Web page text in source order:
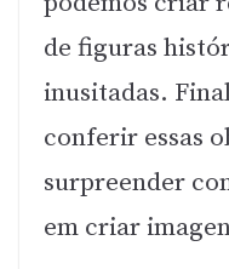
de figuras
inusitadas.
conferir essas
surpreender
em criar